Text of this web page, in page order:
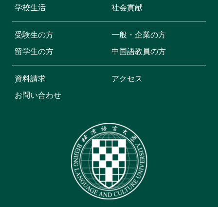
学校生活
社会貢献
受験生の方
一般・企業の方
留学生の方
中国語教員の方
資料請求
アクセス
お問い合わせ